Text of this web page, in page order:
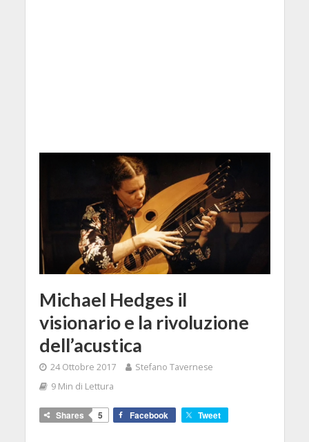
Michael Hedges il
visionario e la rivoluzione
dell’acustica
24 Ottobre 2017
Stefano Tavernese
9 Min di Lettura
Shares 5 Facebook Tweet